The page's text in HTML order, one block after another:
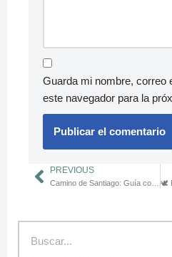
Guarda mi nombre, correo
este navegador para la
PREVIOUS